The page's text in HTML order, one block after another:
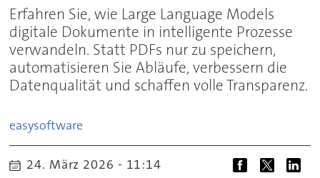
Erfahren Sie, wie Large Language Models
digitale Dokumente in intelligente Prozesse
verwandeln. Statt PDFs nur zu speichern,
automatisieren Sie Abläufe, verbessern die
Datenqualität und schaffen volle Transparenz.
easysoftware
24. März 2026 - 11:14